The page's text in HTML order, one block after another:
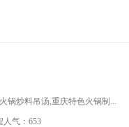
锅炒料吊汤,重庆特色火锅制...
人气：653